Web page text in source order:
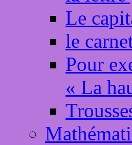
Le
le
Pour
« La